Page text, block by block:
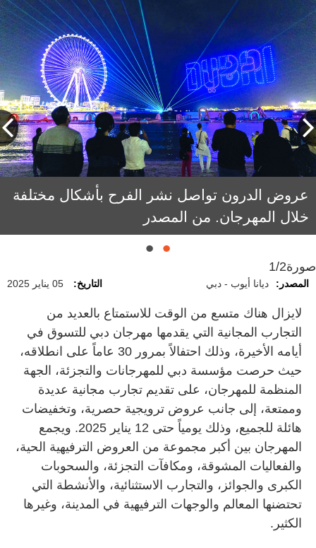
عروض الدرون تواصل نشر الفرح بأشكال مختلفة
خلال المهرجان. من المصدر
صورة1/2
المصدر: ديانا أيوب - دبي التاريخ: 05 يناير 2025
لايزال هناك متسع من الوقت للاستمتاع بالعديد من
التجارب المجانية التي يقدمها مهرجان دبي للتسوق في
أيامه الأخيرة، وذلك احتفالاً بمرور 30 عاماً على انطلاقه،
حيث حرصت مؤسسة دبي للمهرجانات والتجزئة، الجهة
المنظمة للمهرجان، على تقديم تجارب مجانية عديدة
وممتعة، إلى جانب عروض ترويجية حصرية، وتخفيضات
هائلة للجميع، وذلك يومياً حتى 12 يناير 2025. ويجمع
المهرجان بين أكبر مجموعة من العروض الترفيهية الحية،
والفعاليات المشوقة، ومكافآت التجزئة، والسحوبات
الكبرى والجوائز، والتجارب الاستثنائية، والأنشطة التي
تحتضنها المعالم والوجهات الترفيهية في المدينة، وغيرها
الكثير.